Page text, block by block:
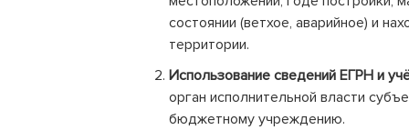
состоянии (ветхое, аварийное) и
территории.
Использование сведений ЕГРН и
орган исполнительной власти
бюджетному учреждению.